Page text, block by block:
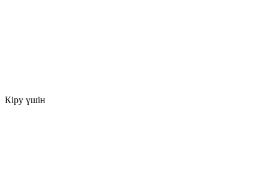
Кіру үшін